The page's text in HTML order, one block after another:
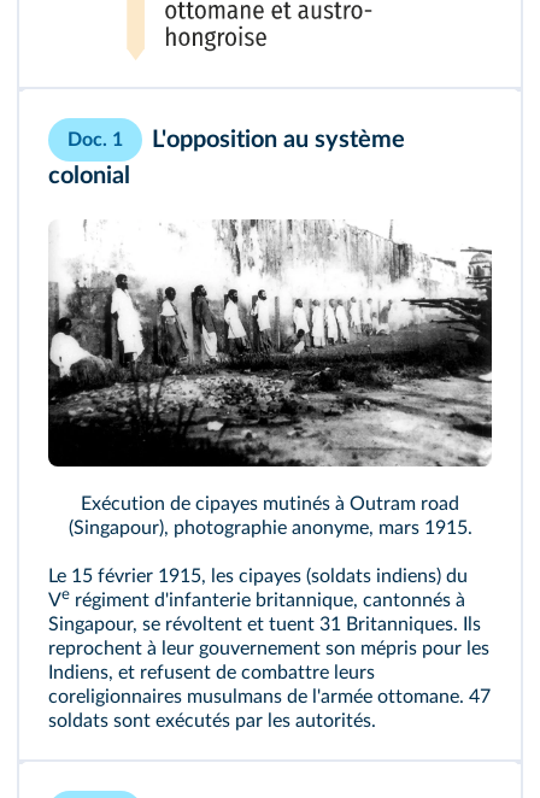
Doc. 1
L'opposition au système
colonial
Exécution de cipayes mutinés à Outram road
(Singapour), photographie anonyme, mars 1915.
Le 15 février 1915, les cipayes (soldats indiens) du
Ve régiment d'infanterie britannique, cantonnés à
Singapour, se révoltent et tuent 31 Britanniques. Ils
reprochent à leur gouvernement son mépris pour les
Indiens, et refusent de combattre leurs
coreligionnaires musulmans de l'armée ottomane. 47
soldats sont exécutés par les autorités.